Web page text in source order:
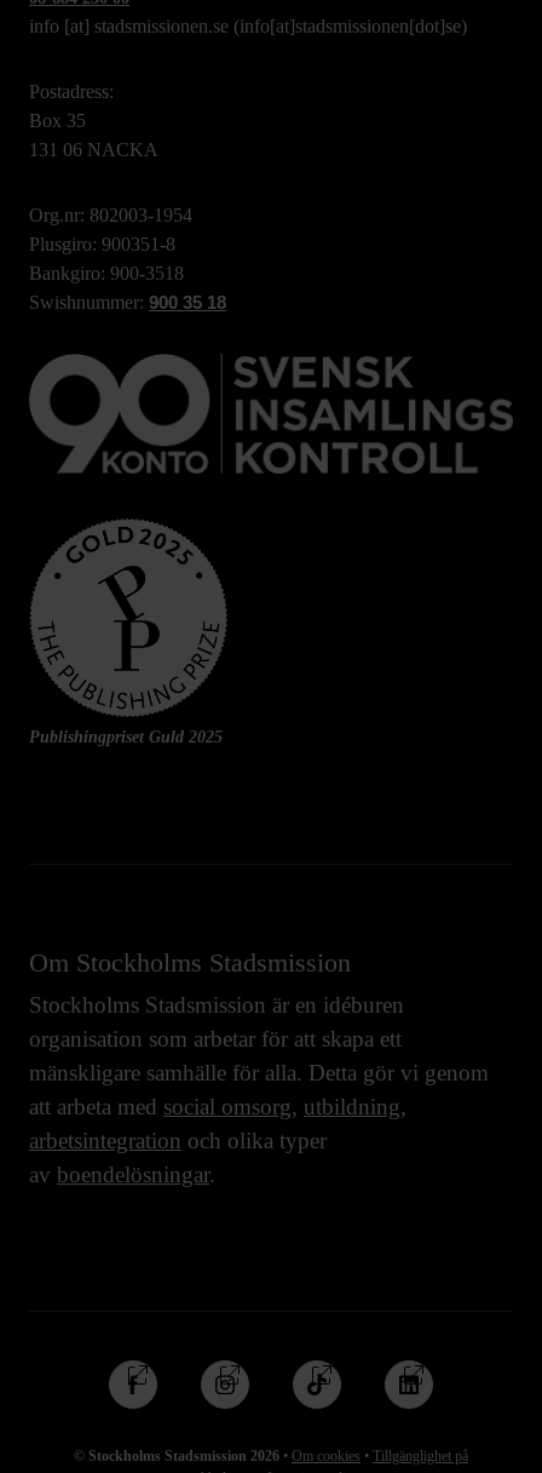
info [at] stadsmissionen.se (info[at]stadsmissionen[dot]se)
Postadress:
Box 35
131 06 NACKA
Org.nr: 802003-1954
Plusgiro: 900351-8
Bankgiro: 900-3518
Swishnummer: 900 35 18
Publishingpriset Guld 2025
Om Stockholms Stadsmission
Stockholms Stadsmission är en idéburen
organisation som arbetar för att skapa ett
mänskligare samhälle för alla. Detta gör vi genom
att arbeta med social omsorg, utbildning,
arbetsintegration och olika typer
av boendelösningar.
© Stockholms Stadsmission 2026 • Om cookies • Tillgänglighet på
Följ
oss
Facebook
Följ
oss
Instagram
Följ
oss
TikTok
Följ
oss
Linkedin